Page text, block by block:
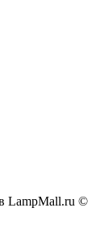
LampMall.ru ©